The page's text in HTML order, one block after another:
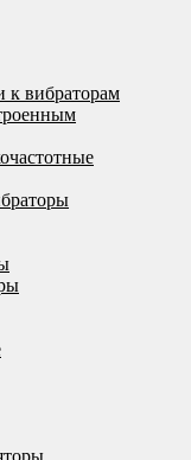
к вибраторам